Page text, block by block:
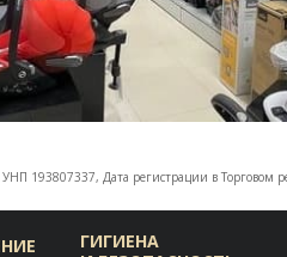
193807337, Дата регистрации в Торговом
ГИГИЕНА